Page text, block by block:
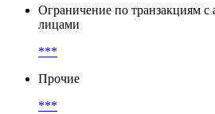
Ограничение по слиянию
лицами
***